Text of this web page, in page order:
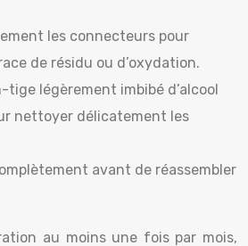
les connecteurs pour
de résidu ou d’oxydation.
légèrement imbibé d’alcool
nettoyer délicatement les
avant de réassembler
au moins une fois par mois,